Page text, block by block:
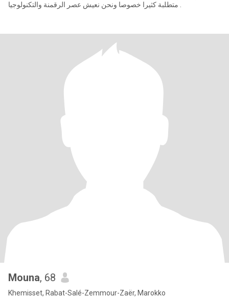
Mouna, 68
Khemisset, Rabat-Salé-Zemmour-Zaër, Marokko